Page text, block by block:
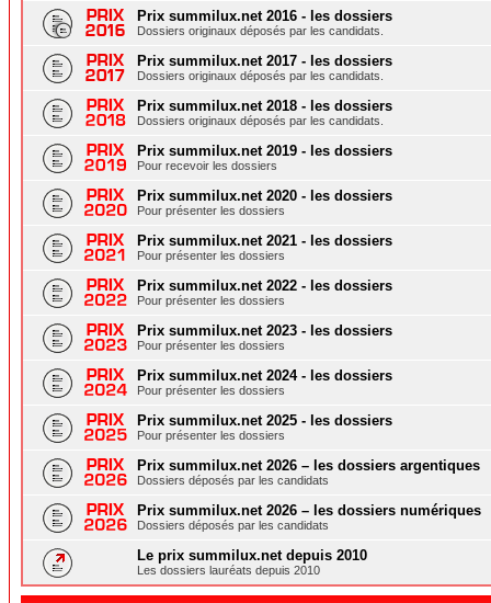
Prix summilux.net 2016 - les dossiers
Dossiers originaux déposés par les candidats.
Prix summilux.net 2017 - les dossiers
Dossiers originaux déposés par les candidats.
Prix summilux.net 2018 - les dossiers
Dossiers originaux déposés par les candidats.
Prix summilux.net 2019 - les dossiers
Pour recevoir les dossiers
Prix summilux.net 2020 - les dossiers
Pour présenter les dossiers
Prix summilux.net 2021 - les dossiers
Pour présenter les dossiers
Prix summilux.net 2022 - les dossiers
Pour présenter les dossiers
Prix summilux.net 2023 - les dossiers
Pour présenter les dossiers
Prix summilux.net 2024 - les dossiers
Pour présenter les dossiers
Prix summilux.net 2025 - les dossiers
Pour présenter les dossiers
Prix summilux.net 2026 – les dossiers argentiques
Dossiers déposés par les candidats
Prix summilux.net 2026 – les dossiers numériques
Dossiers déposés par les candidats
Le prix summilux.net depuis 2010
Les dossiers lauréats depuis 2010